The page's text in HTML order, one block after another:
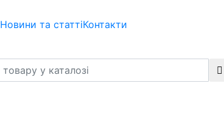
Новини та статтіКонтакти